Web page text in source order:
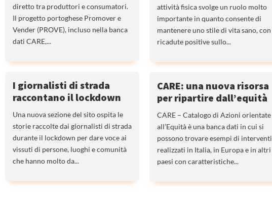
diretto tra produttori e consumatori.
Il progetto portoghese Promover e
Vender (PROVE), incluso nella banca
dati CARE,...
attività fisica svolge un ruolo molto
importante in quanto consente di
mantenere uno stile di vita sano, con
ricadute positive sullo...
I giornalisti di strada
raccontano il lockdown
Una nuova sezione del sito ospita le
storie raccolte dai giornalisti di strada
durante il lockdown per dare voce ai
vissuti di persone, luoghi e comunità
che hanno molto da...
CARE: una nuova risorsa
per ripartire dall’equità
CARE – Catalogo di Azioni orientate
all’Equità è una banca dati in cui si
possono trovare esempi di interventi
realizzati in Italia, in Europa e in altri
paesi con caratteristiche...